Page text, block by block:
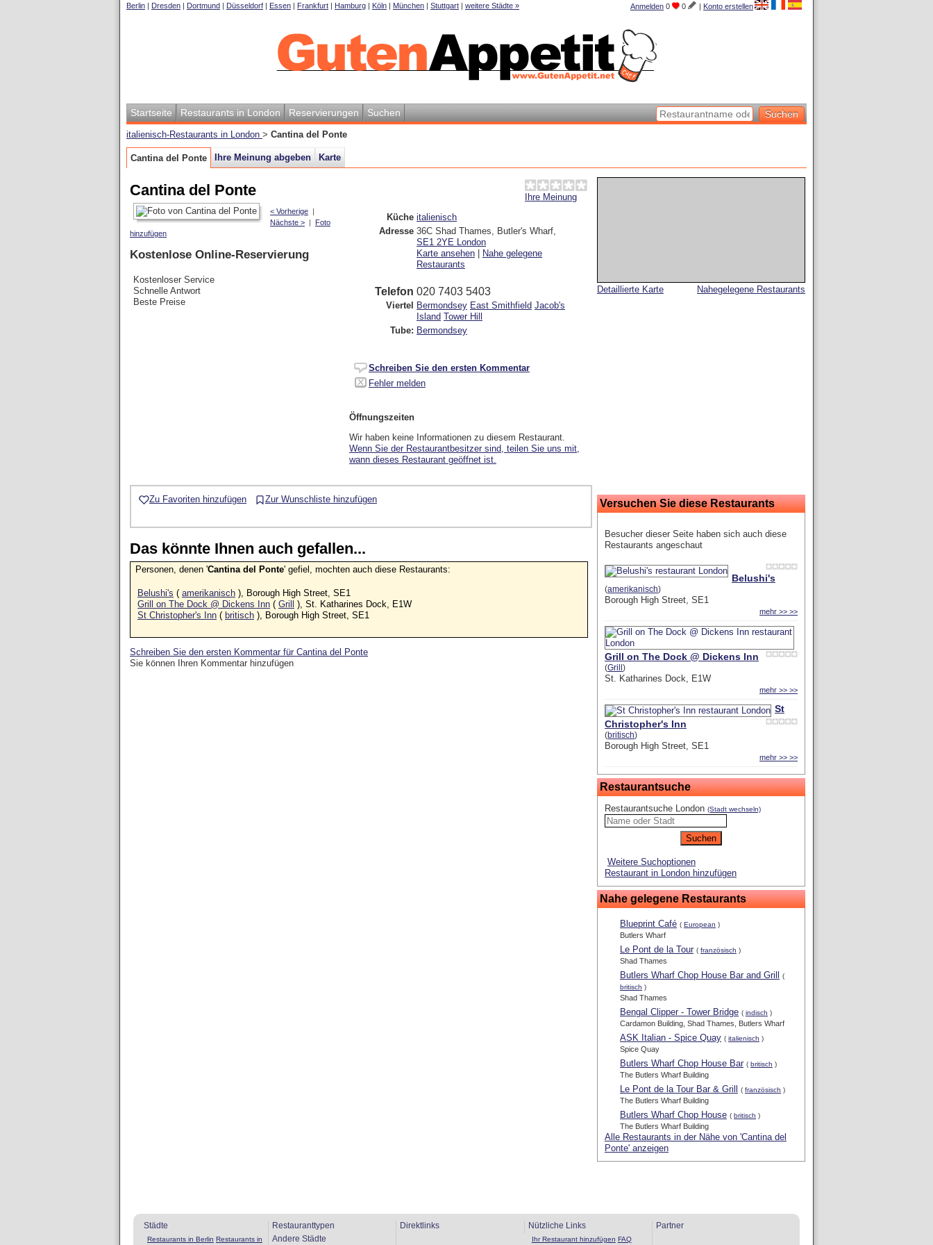
Anmelden 0 0 | Konto erstellen
Berlin | Dresden | Dortmund | Düsseldorf | Essen | Frankfurt | Hamburg | Köln | München | Stuttgart | weitere Städte »
Startseite Restaurants in London Reservierungen Suchen
italienisch-Restaurants in London > Cantina del Ponte
Cantina del Ponte Ihre Meinung abgeben Karte
Nahegelegene Restaurants
Detaillierte Karte
Versuchen Sie diese Restaurants
Besucher dieser Seite haben sich auch diese
Restaurants angeschaut
Belushi's
(amerikanisch)
Borough High Street, SE1
mehr >> >>
Grill on The Dock @ Dickens Inn
(Grill )
St. Katharines Dock, E1W
mehr >> >>
St
Christopher's Inn
(britisch)
Borough High Street, SE1
mehr >> >>
Restaurantsuche
Restaurantsuche London (Stadt wechseln)
Weitere Suchoptionen
Restaurant in London hinzufügen
Nahe gelegene Restaurants
Blueprint Café ( European )
Butlers Wharf
Le Pont de la Tour ( französisch )
Shad Thames
Butlers Wharf Chop House Bar and Grill
(
britisch )
Shad Thames
Bengal Clipper - Tower Bridge ( indisch )
Cardamon Building, Shad Thames, Butlers Wharf
ASK Italian - Spice Quay ( italienisch )
Spice Quay
Butlers Wharf Chop House Bar ( britisch )
The Butlers Wharf Building
Le Pont de la Tour Bar & Grill ( französisch )
The Butlers Wharf Building
Butlers Wharf Chop House ( britisch )
The Butlers Wharf Building
Alle Restaurants in der Nähe von 'Cantina del
Ponte' anzeigen
Ihre Meinung
Cantina del Ponte
Küche italienisch
Adresse 36C Shad Thames, Butler's Wharf,
SE1 2YE London
Karte ansehen
Nahe gelegene
Restaurants
Telefon 020 7403 5403
Viertel Bermondsey East Smithfield Jacob's
Island Tower Hill
Tube: Bermondsey
Schreiben Sie den ersten Kommentar
Fehler melden
Öffnungszeiten
Wir haben keine Informationen zu diesem Restaurant.
Wenn Sie der Restaurantbesitzer sind, teilen Sie uns mit,
wann dieses Restaurant geöffnet ist.
< Vorherige |
Nächste > | Foto
hinzufügen
Kostenlose Online-Reservierung
Kostenloser Service
Schnelle Antwort
Beste Preise
Zu Favoriten hinzufügen Zur Wunschliste hinzufügen
Das könnte Ihnen auch gefallen...
Personen, denen 'Cantina del Ponte' gefiel, mochten auch diese Restaurants:
Belushi's ( amerikanisch ), Borough High Street, SE1
Grill on The Dock @ Dickens Inn ( Grill ), St. Katharines Dock, E1W
St Christopher's Inn ( britisch ), Borough High Street, SE1
Schreiben Sie den ersten Kommentar für Cantina del Ponte
Sie können Ihren Kommentar hinzufügen
Städte
Restaurants in Berlin Restaurants in
Restauranttypen
Andere Städte
Direktlinks Nützliche Links
Ihr Restaurant hinzufügen FAQ
Partner